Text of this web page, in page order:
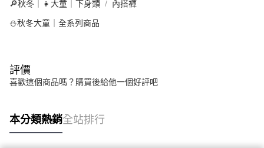
🔎秋冬｜👧大童｜下身類 內搭褲
⛄秋冬大童｜全系列商品
評價
喜歡這個商品嗎？購買後給他一個好評吧
本分類熱銷全站排行